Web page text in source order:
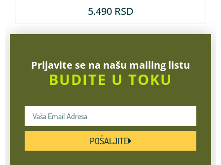
5.490 RSD
Prijavite se na našu mailing listu
BUDITE U TOKU
POŠALJITE